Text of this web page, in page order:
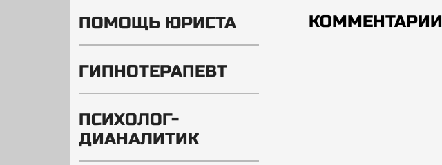
ПОМОЩЬ ЮРИСТА
ГИПНОТЕРАПЕВТ
ПСИХОЛОГ-
ДИАНАЛИТИК
КОММЕНТАРИИ